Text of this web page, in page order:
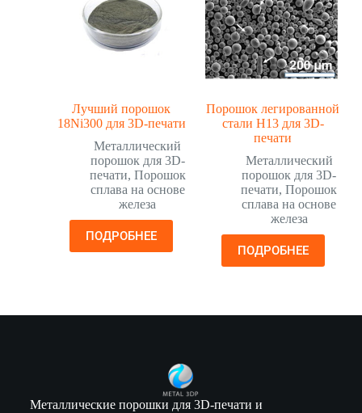
Лучший порошок
18Ni300 для 3D-печати
Металлический
порошок для 3D-
печати, Порошок
сплава на основе
железа
ПОДРОБНЕЕ
Порошок легированной
стали H13 для 3D-
печати
Металлический
порошок для 3D-
печати,Порошок
сплава на основе
железа
ПОДРОБНЕЕ
Металлические порошки для 3D-печати и